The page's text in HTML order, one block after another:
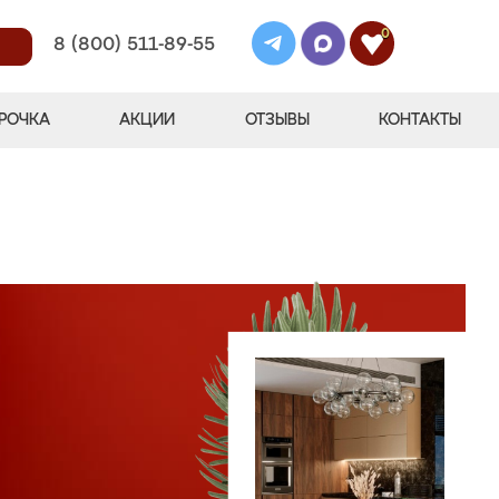
8 (800) 511-89-55
0
АКЦИИ ОТЗЫВЫ КОНТАКТЫ